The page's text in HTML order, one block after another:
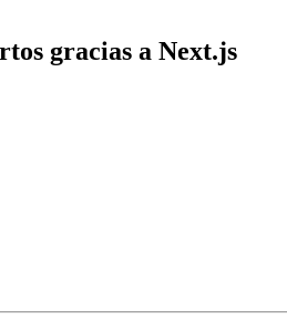
gracias a Next.js